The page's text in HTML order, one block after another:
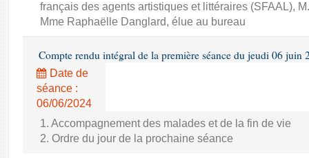
français des agents artistiques et littéraires (SFAAL),
Mme Raphaëlle Danglard, élue au bureau
Compte rendu intégral de la première séance du jeudi 06 juin
Date de
séance :
06/06/2024
1. Accompagnement des malades et de la fin de vie
2. Ordre du jour de la prochaine séance